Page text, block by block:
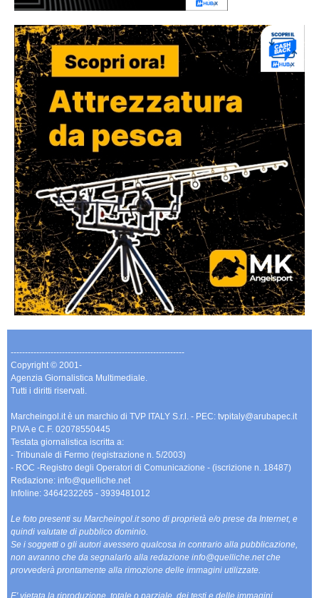
-------------------------------------------------------------
Copyright © 2001-
Agenzia Giornalistica Multimediale.
Tutti i diritti riservati.
Marcheingol.it è un marchio di TVP ITALY S.r.l. - PEC: tvpitaly@arubapec.it
P.IVA e C.F. 02078550445
Testata giornalistica iscritta a:
- Tribunale di Fermo (registrazione n. 5/2003)
- ROC -Registro degli Operatori di Comunicazione - (iscrizione n. 18487)
Redazione: info@quelliche.net
Infoline: 3464232265 - 3939481012
Le foto presenti su Marcheingol.it sono di proprietà e/o prese da Internet, e
quindi valutate di pubblico dominio.
Se i soggetti o gli autori avessero qualcosa in contrario alla pubblicazione,
non avranno che da segnalarlo alla redazione info@quelliche.net che
provvederà prontamente alla rimozione delle immagini utilizzate.
E' vietata la riproduzione, totale o parziale, dei testi e delle immagini